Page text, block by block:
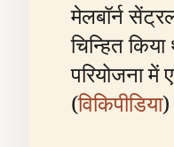
मेलबॉर्न
चिन्हित
परियोजना
(विकिपीडिया